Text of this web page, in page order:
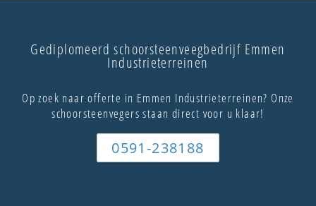
Gediplomeerd schoorsteenveegbedrijf Emmen
Industrieterreinen
Op zoek naar offerte in Emmen Industrieterreinen? Onze
schoorsteenvegers staan direct voor u klaar!
0591-238188